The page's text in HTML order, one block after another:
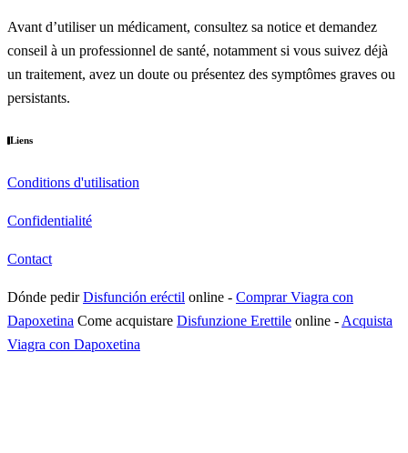
Avant d’utiliser un médicament, consultez sa notice et demandez
conseil à un professionnel de santé, notamment si vous suivez déjà
un traitement, avez un doute ou présentez des symptômes graves ou
persistants.
Liens
Conditions d'utilisation
Confidentialité
Contact
Dónde pedirDisfunción eréctil online - Comprar Viagra con
Dapoxetina Come acquistare Disfunzione Erettile online - Acquista
Viagra con Dapoxetina